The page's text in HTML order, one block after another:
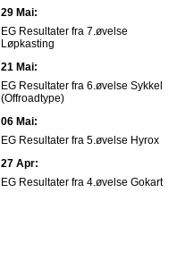
29 Mai:
EG Resultater fra 7.øvelse
Løpkasting
21 Mai:
EG Resultater fra 6.øvelse Sykkel
(Offroadtype)
06 Mai:
EG Resultater fra 5.øvelse Hyrox
27 Apr:
EG Resultater fra 4.øvelse Gokart